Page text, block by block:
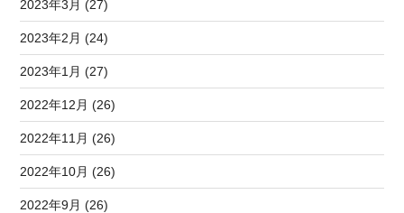
2023年3月 (27)
2023年2月 (24)
2023年1月 (27)
2022年12月 (26)
2022年11月 (26)
2022年10月 (26)
2022年9月 (26)